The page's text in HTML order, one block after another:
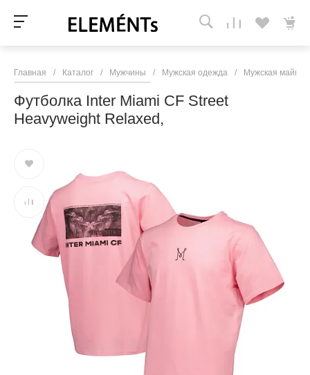
Главная / Каталог / Мужчины / Мужская одежда / Мужская майки,
Футболка Inter Miami CF Street
Heavyweight Relaxed,